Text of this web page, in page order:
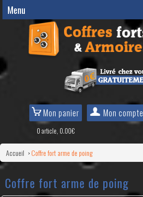
Menu
Mon panier
0 article, 0.00€
Mon compte
Accueil >Coffre fort arme de poing
Coffre fort arme de poing